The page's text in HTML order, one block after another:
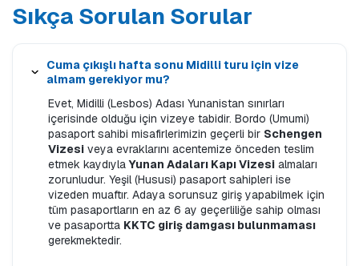
Sıkça Sorulan Sorular
Cuma çıkışlı hafta sonu Midilli turu için vize
almam gerekiyor mu?
Evet, Midilli (Lesbos) Adası Yunanistan sınırları
içerisinde olduğu için vizeye tabidir. Bordo (Umumi)
pasaport sahibi misafirlerimizin geçerli bir Schengen
Vizesi veya evraklarını acentemize önceden teslim
etmek kaydıylaYunan Adaları Kapı Vizesi almaları
zorunludur. Yeşil (Hususi) pasaport sahipleri ise
vizeden muaftır. Adaya sorunsuz giriş yapabilmek için
tüm pasaportların en az 6 ay geçerliliğe sahip olması
ve pasaportta KKTC giriş damgası bulunmaması
gerekmektedir.